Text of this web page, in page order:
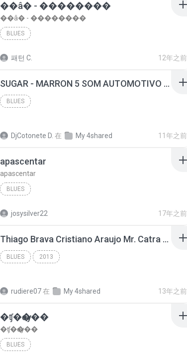
��â� - ��������
��â� - ��������
BLUES
패턴 C. 12年之前
SUGAR - MARRON 5 SOM AUTOMOTIVO (DJ COTONETE BHZ).mp3
BLUES
DjCotonete D. 在 My 4shared 11年之前
apascentar
apascentar
BLUES
josysilver22 17年之前
Thiago Brava Cristiano Araujo Mr. Catra - Ta Soltinha.mp3
BLUES 2013
rudiere07在 My 4shared 13年之前
�ʧ�ѹ���
�ʧ�ѹ���
BLUES